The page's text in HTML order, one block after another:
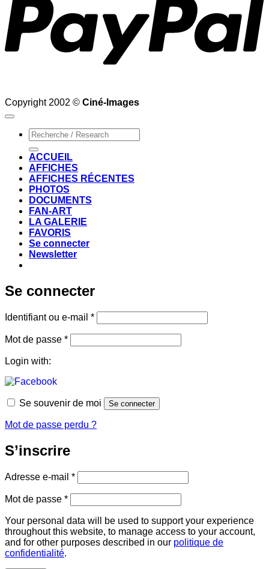
Copyright 2002 © Ciné-Images
Recherche
pour :
ACCUEIL
AFFICHES
AFFICHES RÉCENTES
PHOTOS
DOCUMENTS
FAN-ART
LA GALERIE
FAVORIS
Se connecter
Newsletter
Se connecter
Identifiant ou e-mail *Obligatoire
Mot de passe *Obligatoire
Login with:
Se souvenir de moi Se connecter
Mot de passe perdu ?
S’inscrire
Adresse e-mail *Obligatoire
Mot de passe *Obligatoire
Your personal data will be used to support your experience
throughout this website, to manage access to your account,
and for other purposes described in our politique de
confidentialité.